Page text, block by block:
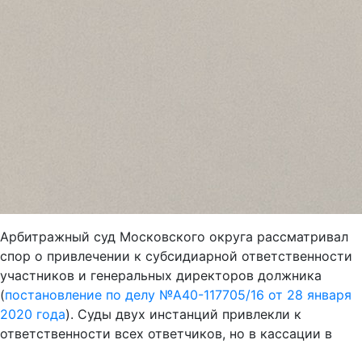
Арбитражный суд Московского округа рассматривал
спор о привлечении к субсидиарной ответственности
участников и генеральных директоров должника
(постановление по делу №А40-117705/16 от 28 января
2020 года). Суды двух инстанций привлекли к
ответственности всех ответчиков, но в кассации в